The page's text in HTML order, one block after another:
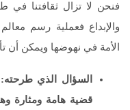
فنحن لا تزال ثقافتنا في
والإبداع فعملية رسم
الأمة في نهوضها ويمكن أن
السؤال الذي
قضية هامة ومثارة